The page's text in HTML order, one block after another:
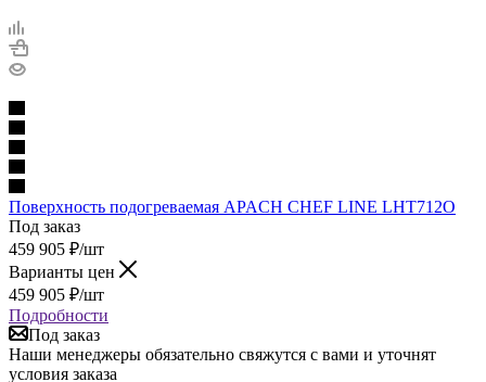
Поверхность подогреваемая APACH CHEF LINE LHT712О
Под заказ
459 905 ₽/шт
Варианты цен
459 905 ₽/шт
Подробности
Под заказ
Наши менеджеры обязательно свяжутся с вами и уточнят
условия заказа